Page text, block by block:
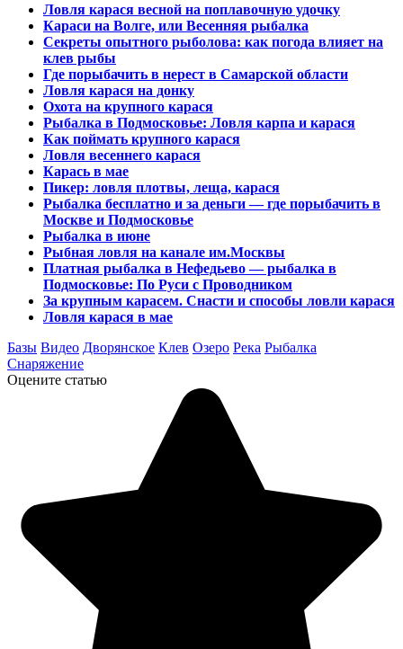
Ловля карася весной на поплавочную удочку
Караси на Волге, или Весенняя рыбалка
Секреты опытного рыболова: как погода влияет на
клев рыбы
Где порыбачить в нерест в Самарской области
Ловля карася на донку
Охота на крупного карася
Рыбалка в Подмосковье: Ловля карпа и карася
Как поймать крупного карася
Ловля весеннего карася
Карась в мае
Пикер: ловля плотвы, леща, карася
Рыбалка бесплатно и за деньги — где порыбачить в
Москве и Подмосковье
Рыбалка в июне
Рыбная ловля на канале им.Москвы
Платная рыбалка в Нефедьево — рыбалка в
Подмосковье: По Руси с Проводником
За крупным карасем. Снасти и способы ловли карася
Ловля карася в мае
Базы Видео Дворянское Клев Озеро Река Рыбалка
Снаряжение
Оцените статью